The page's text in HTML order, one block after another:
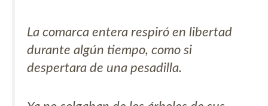
La comarca entera respiró en libertad
durante algún tiempo, como si
despertara de una pesadilla.